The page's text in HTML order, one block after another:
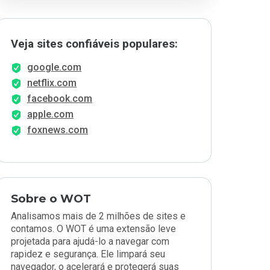
Veja sites confiáveis populares:
google.com
netflix.com
facebook.com
apple.com
foxnews.com
Sobre o WOT
Analisamos mais de 2 milhões de sites e
contamos. O WOT é uma extensão leve
projetada para ajudá-lo a navegar com
rapidez e segurança. Ele limpará seu
navegador, o acelerará e protegerá suas